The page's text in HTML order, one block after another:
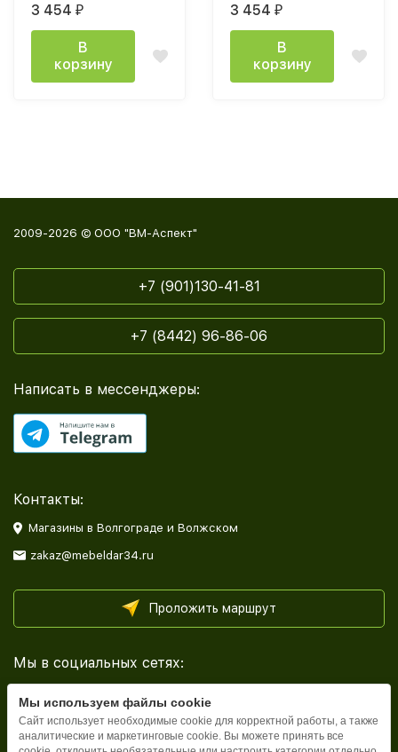
3 454 ₽
В
корзину
3 454 ₽
В
корзину
2009-2026 © ООО "ВМ-Аспект"
+7 (901)130-41-81
+7 (8442) 96-86-06
Написать в мессенджеры:
Контакты:
Магазины в Волгограде и Волжском
zakaz@mebeldar34.ru
Проложить маршрут
Мы в социальных сетях:
Мы используем файлы cookie
Сайт использует необходимые cookie для корректной работы, а также
аналитические и маркетинговые cookie. Вы можете принять все